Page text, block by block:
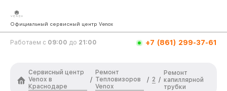
Официальный сервисный центр Venox
Работаем с 09:00 до 21:00 +7 (861) 299-37-61
Сервисный центр
Venox в
Краснодаре
/
Ремонт
Тепловизоров
Venox
/ 2 /
Ремонт
капиллярной
трубки